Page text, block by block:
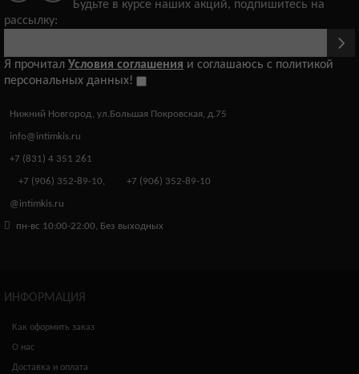
Будьте в курсе наших акций, подпишитесь на
рассылку:
Я прочитал Условия соглашения и соглашаюсь с политикой
персональных данных!
Нижний Новгород, ул.Большая Покровская, д.75
info@intimkis.ru
+7 (831) 4 351 261
+7 (906) 352-89-10, +7 (906) 352-89-10
@intimkis.ru
пн-вс 10:00-22:00, Без выходных
ИНФОРМАЦИЯ
Как оформить заказ
О нас
Доставка и оплата